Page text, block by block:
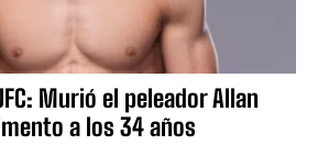
Murió el peleador Allan
a los 34 años